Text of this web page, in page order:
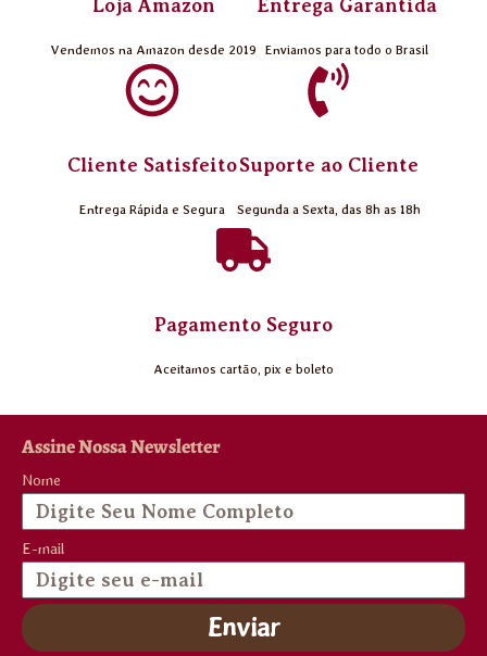
Loja Amazon
Vendemos na Amazon desde 2019
Entrega Garantida
Enviamos para todo o Brasil
Cliente Satisfeito
Entrega Rápida e Segura
Suporte ao Cliente
Segunda a Sexta, das 8h as 18h
Pagamento Seguro
Aceitamos cartão, pix e boleto
Assine Nossa Newsletter
Nome
E-mail
Enviar